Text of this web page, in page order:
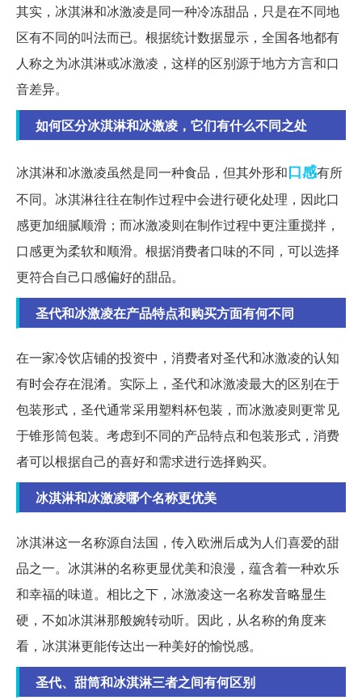
其实，冰淇淋和冰激凌是同一种冷冻甜品，只是在不同地
区有不同的叫法而已。根据统计数据显示，全国各地都有
人称之为冰淇淋或冰激凌，这样的区别源于地方方言和口
音差异。
如何区分冰淇淋和冰激凌，它们有什么不同之处
冰淇淋和冰激凌虽然是同一种食品，但其外形和口感有所
不同。冰淇淋往往在制作过程中会进行硬化处理，因此口
感更加细腻顺滑；而冰激凌则在制作过程中更注重搅拌，
口感更为柔软和顺滑。根据消费者口味的不同，可以选择
更符合自己口感偏好的甜品。
圣代和冰激凌在产品特点和购买方面有何不同
在一家冷饮店铺的投资中，消费者对圣代和冰激凌的认知
有时会存在混淆。实际上，圣代和冰激凌最大的区别在于
包装形式，圣代通常采用塑料杯包装，而冰激凌则更常见
于锥形筒包装。考虑到不同的产品特点和包装形式，消费
者可以根据自己的喜好和需求进行选择购买。
冰淇淋和冰激凌哪个名称更优美
冰淇淋这一名称源自法国，传入欧洲后成为人们喜爱的甜
品之一。冰淇淋的名称更显优美和浪漫，蕴含着一种欢乐
和幸福的味道。相比之下，冰激凌这一名称发音略显生
硬，不如冰淇淋那般婉转动听。因此，从名称的角度来
看，冰淇淋更能传达出一种美好的愉悦感。
圣代、甜筒和冰淇淋三者之间有何区别